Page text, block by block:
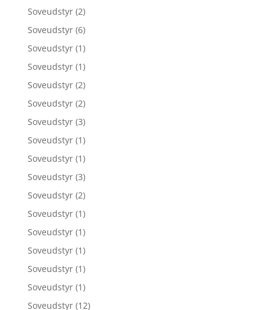
Soveudstyr (2)
Soveudstyr (6)
Soveudstyr (1)
Soveudstyr (1)
Soveudstyr (2)
Soveudstyr (2)
Soveudstyr (3)
Soveudstyr (1)
Soveudstyr (1)
Soveudstyr (3)
Soveudstyr (2)
Soveudstyr (1)
Soveudstyr (1)
Soveudstyr (1)
Soveudstyr (1)
Soveudstyr (1)
Soveudstyr (12)